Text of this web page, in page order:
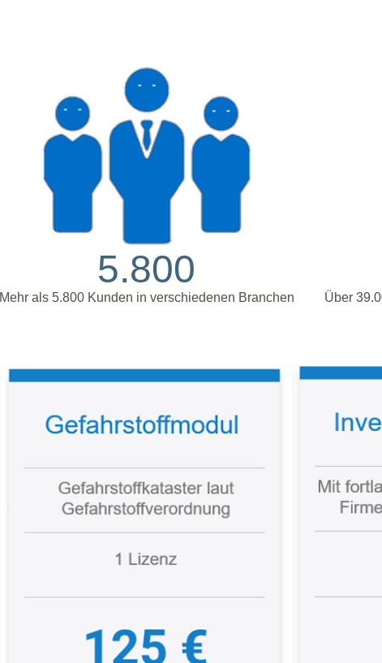
5.800
Mehr als 5.800 Kunden in verschiedenen Branchen
Über